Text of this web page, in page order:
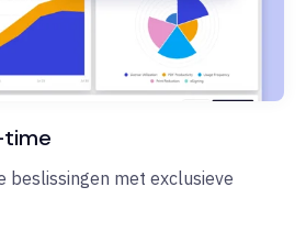
time
beslissingen met exclusieve